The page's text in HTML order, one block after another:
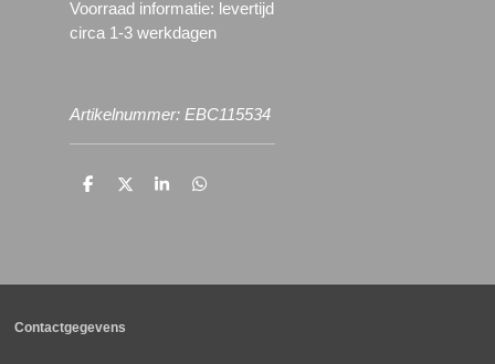
Voorraad informatie: levertijd
circa 1-3 werkdagen
Artikelnummer: EBC115534
D
D
S
D
Contactgegevens